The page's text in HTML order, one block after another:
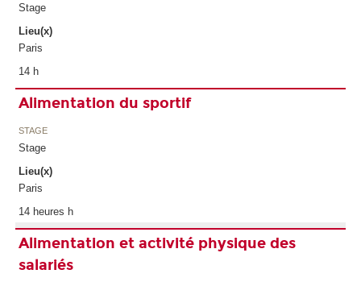
Stage
Lieu(x)
Paris
14 h
Alimentation du sportif
STAGE
Stage
Lieu(x)
Paris
14 heures h
Alimentation et activité physique des
salariés